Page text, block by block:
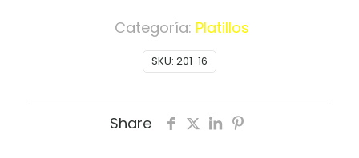
SKU: 201-16
Categoría: Platillos
Share